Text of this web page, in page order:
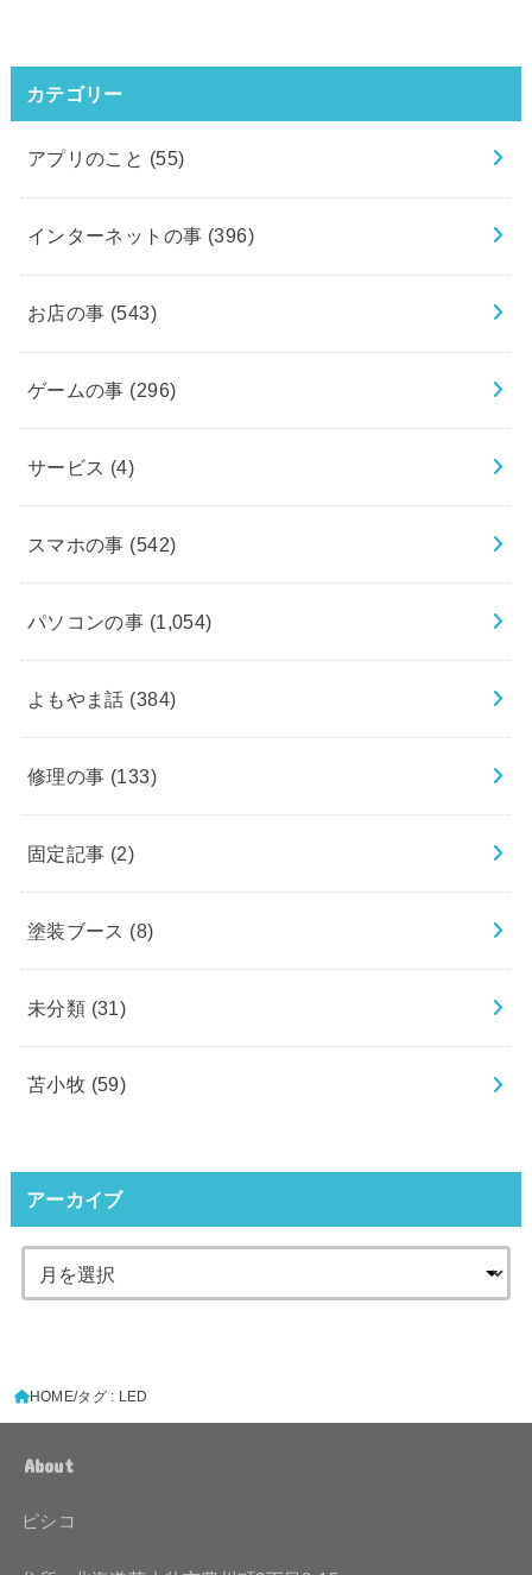
カテゴリー
アプリのこと (55)
インターネットの事 (396)
お店の事 (543)
ゲームの事 (296)
サービス (4)
スマホの事 (542)
パソコンの事 (1,054)
よもやま話 (384)
修理の事 (133)
固定記事 (2)
塗装ブース (8)
未分類 (31)
苫小牧 (59)
アーカイブ
HOME タグ : LED
About
ピシコ